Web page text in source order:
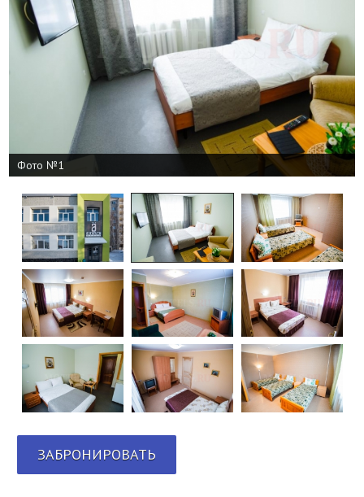
Фото №1
ЗАБРОНИРОВАТЬ